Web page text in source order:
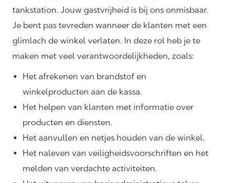
tankstation. Jouw gastvrijheid is bij ons onmisbaar.
Je bent pas tevreden wanneer de klanten met een
glimlach de winkel verlaten. In deze rol heb je te
maken met veel verantwoordelijkheden, zoals:
Het afrekenen van brandstof en
winkelproducten aan de kassa.
Het helpen van klanten met informatie over
producten en diensten.
Het aanvullen en netjes houden van de winkel.
Het naleven van veiligheidsvoorschriften en het
melden van verdachte activiteiten.